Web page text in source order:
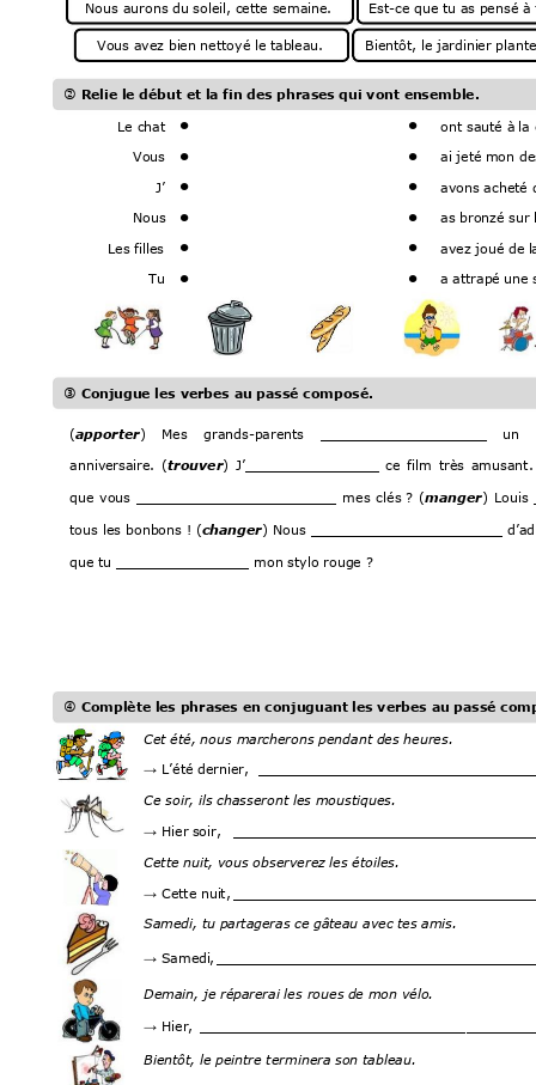
Le chat   ont sauté à la
Vous   ai jeté mon
J’   avons acheté
Nous   as bronzé sur
Les filles   avez joué de l
Tu   a attrapé une
(apporter) Mes grands-parents un
anniversaire. (trouver) J’_______ ce film très
que vous mes clés ? (manger) Louis
tous les bonbons ! (changer) Nous
que tu _ __ mon styl o rouge ?
Nous aurons du soleil , cette semaine. Est-ce que tu as pensé à
Vous avez bien nettoyé le tableau. Bientôt, le jardinier
 Relie le début et la fin des phrases qui vont ensemble.
 Conjugue les verbes au passé composé.
Cet été, nous marcherons pendant des heures.
→ L’été dernier,
Ce soir, ils chasseront les moustiques.
→ Hier soir,
Cette nuit, vous observerez les étoiles.
→ Cette nuit,
Samedi, tu partageras ce gâteau avec tes amis.
→ Samedi,
Demain, je réparerai les roues de mon vélo.
→ Hier,
Bientôt, le peintre terminera son tableau.
 Complète les phrases en conjuguant les verbes au passé com